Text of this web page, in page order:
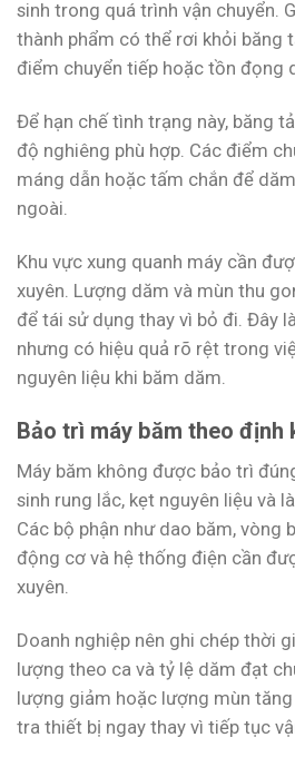
sinh trong quá trình vận chuyển.
thành phẩm có thể rơi khỏi băng
điểm chuyển tiếp hoặc tồn đọng
Để hạn chế tình trạng này, băng
độ nghiêng phù hợp. Các điểm
máng dẫn hoặc tấm chắn để
ngoài.
Khu vực xung quanh máy cần
xuyên. Lượng dăm và mùn thu
để tái sử dụng thay vì bỏ đi. Đây
nhưng có hiệu quả rõ rệt trong
nguyên liệu khi băm dăm.
Bảo trì máy băm theo định
Máy băm không được bảo trì
sinh rung lắc, kẹt nguyên liệu và
Các bộ phận như dao băm, vòng
động cơ và hệ thống điện cần
xuyên.
Doanh nghiệp nên ghi chép thời
lượng theo ca và tỷ lệ dăm đạt
lượng giảm hoặc lượng mùn
tra thiết bị ngay thay vì tiếp tục